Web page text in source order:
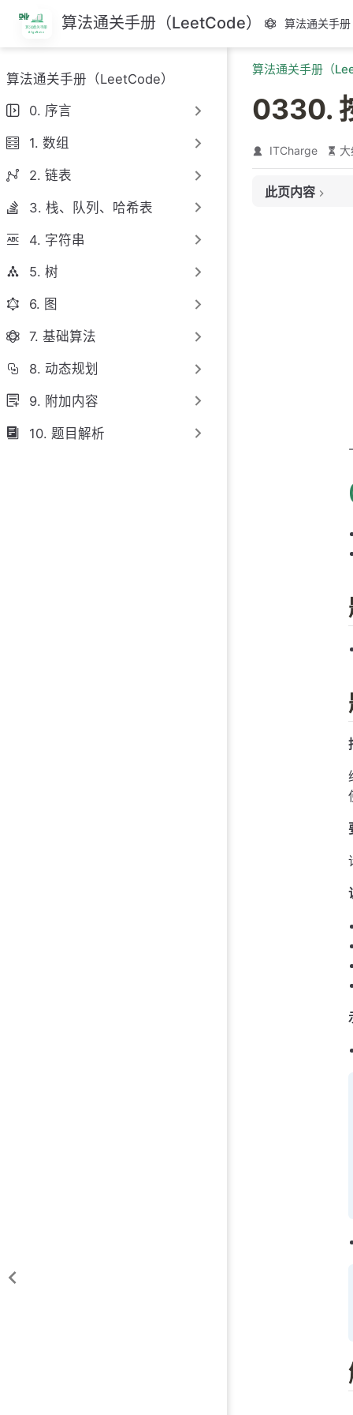
跳
至
主
要
內
容
算法通关手册（LeetCode） 算法通关手
算法通关手册（LeetCode）
0. 序言
1. 数组
2. 链表
3. 栈、队列、哈希表
4. 字符串
5. 树
6. 图
7. 基础算法
8. 动态规划
9. 附加内容
10. 题目解析
算法通关手册（
0330.
ITCharge
此页内容